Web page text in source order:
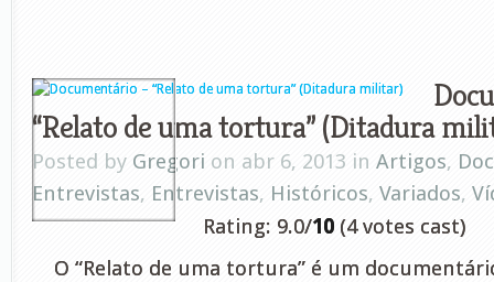
“Relato de uma tortura” (Ditadura
Posted by Gregori on abr 6, 2013 in Artigos,
Entrevistas, Entrevistas, Históricos, Variados,
Rating: 9.0/10 (4 votes cast)
O “Relato de uma tortura” é um